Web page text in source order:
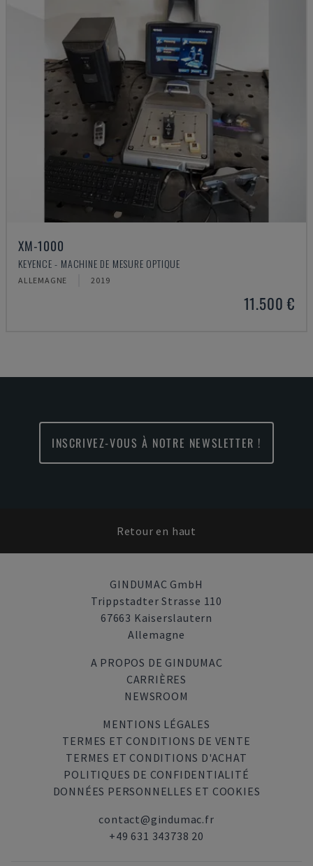
XM-1000
KEYENCE - MACHINE DE MESURE OPTIQUE
ALLEMAGNE 2019
11.500 €
INSCRIVEZ-VOUS À NOTRE NEWSLETTER !
Retour en haut
GINDUMAC GmbH
Trippstadter Strasse 110
67663 Kaiserslautern
Allemagne
A PROPOS DE GINDUMAC
CARRIÈRES
NEWSROOM
MENTIONS LÉGALES
TERMES ET CONDITIONS DE VENTE
TERMES ET CONDITIONS D'ACHAT
POLITIQUES DE CONFIDENTIALITÉ
DONNÉES PERSONNELLES ET COOKIES
contact@gindumac.fr
+49 631 343738 20